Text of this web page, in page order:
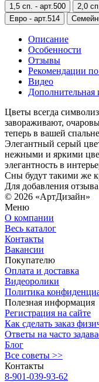
1,5 сп. - арт.500 2,0
Евро - арт.514
Описание
Особенности
Отзывы
Рекомендации
Видео
Цветы всегда
завораживают,
теперь в вашей
Элегантный серый
нежными и яркими
элегантность в
Сны будут такими же
Для добавления отзыва
© 2026 «АртДизайн»
Меню
О компании
Весь каталог
Контакты
Вакансии
Покупателю
Оплата и доставка
Видеоролики
Политика
Полезная информация
Регистрация на сайте
Как сделать заказ
Ответы на часто
Блог
Все советы >>
Контакты
8-901-039-93-62